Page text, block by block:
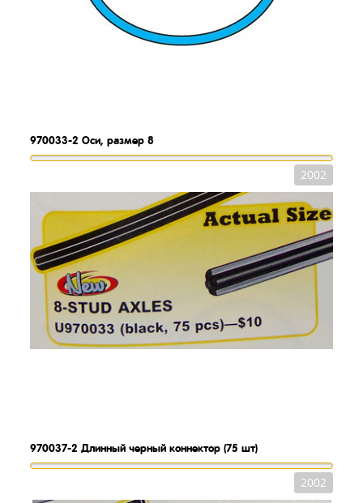
970033-2 Оси, размер 8
2002
970037-2 Длинный черный коннектор (75 шт)
2002